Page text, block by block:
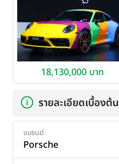
18,130,000 บาท
รายละเอียดเบื้องต้น
แบรนด์
Porsche